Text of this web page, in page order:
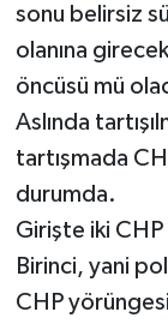
sonu belirsiz
olanına
öncüsü mü
Aslında
tartışmada
durumda.
Girişte iki
Birinci, yani
CHP